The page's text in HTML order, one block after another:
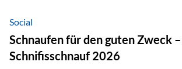
innerhalb der Private Wealth Police der
der Oculus Value Capital Fund für einen
orientierten Value-Investing-Ansatz mit
fundamentale Unternehmensanalyse und
Social
Schnaufen für den guten Zweck –
Schnifisschnauf 2026